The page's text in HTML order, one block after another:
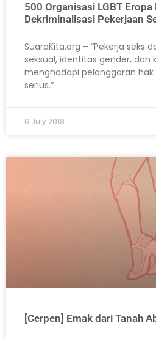
500 Organisasi LGBT Eropa
Dekriminalisasi Pekerjaan
SuaraKita.org – “Pekerja seks
seksual, identitas gender, dan
menghadapi pelanggaran
serius.”
6 July 2018
[Cerpen] Emak dari Tanah